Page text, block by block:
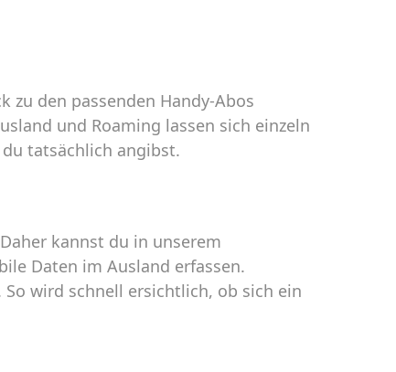
zu den passenden Handy-Abos
und Roaming lassen sich einzeln
tatsächlich angibst.
kannst du in unserem
Daten im Ausland erfassen.
wird schnell ersichtlich, ob sich ein